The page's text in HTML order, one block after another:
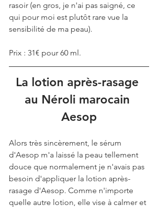
rasoir (en gros, je n'ai pas saigné, ce
qui pour moi est plutôt rare vue la
sensibilité de ma peau).
Prix : 31€ pour 60 ml.
La lotion après-rasage
au Néroli marocain
Aesop
Alors très sincèrement, le sérum
d'Aesop m'a laissé la peau tellement
douce que normalement je n'avais pas
besoin d'appliquer la lotion après-
rasage d'Aesop. Comme n'importe
quelle autre lotion, elle vise à calmer et